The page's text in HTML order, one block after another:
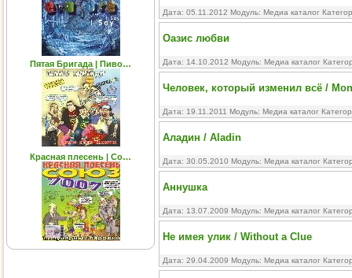
Пятая Бригада | Пиво…
Красная плесень | Со…
Дата: 05.11.2012 Модуль: Медиа каталог
Оазис любви
Дата: 14.10.2012 Модуль: Медиа каталог
Человек, который изменил всё /
Дата: 19.11.2011 Модуль: Медиа каталог
Аладин / Aladin
Дата: 30.05.2010 Модуль: Медиа каталог
Аннушка
Дата: 13.07.2009 Модуль: Медиа каталог
Не имея улик / Without a Clue
Дата: 29.04.2009 Модуль: Медиа каталог